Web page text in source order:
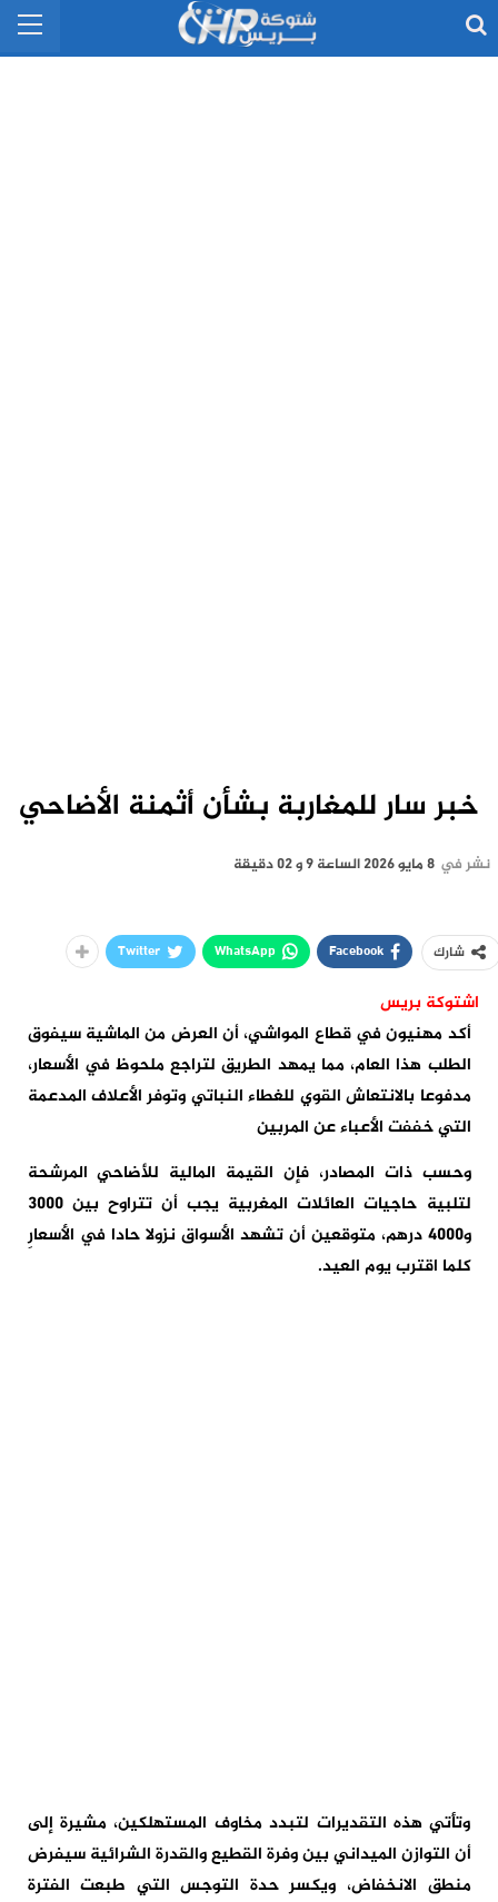
خبر سار للمغاربة بشأن أثمنة الأضاحي
نشر في 8 مايو 2026 الساعة 9 و 02 دقيقة
شارك Facebook
WhatsApp
Twitter
اشتوكة بريس
أكد مهنيون في قطاع المواشي، أن العرض من الماشية سيفوق
الطلب هذا العام، مما يمهد الطريق لتراجع ملحوظ في الأسعار،
مدفوعا بالانتعاش القوي للغطاء النباتي وتوفر الأعلاف المدعمة
التي خففت الأعباء عن المربين
وحسب ذات المصادر، فإن القيمة المالية للأضاحي المرشحة
لتلبية حاجيات العائلات المغربية يجب أن تتراوح بين 3000
و4000 درهم، متوقعين أن تشهد الأسواق نزولا حادا في الأسعارِ
كلما اقترب يوم العيد.
وتأتي هذه التقديرات لتبدد مخاوف المستهلكين، مشيرة إلى
أن التوازن الميداني بين وفرة القطيع والقدرة الشرائية سيفرض
منطق الانخفاض، ويكسر حدة التوجس التي طبعت الفترة